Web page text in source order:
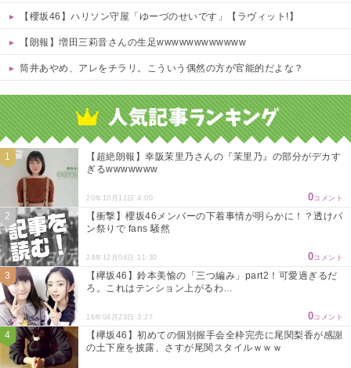
【櫻坂46】ハリソン守屋「ゆーづのせいです」【ラヴィット!】
【朗報】増田三莉音さんの生足wwwwwwwwwwww
筒井あやめ、アレをチラリ。こういう偶然の方が官能的だよな？
【超絶朗報】幸阪茉里乃さんの『茉里乃』の部分がデカす
ぎるwwwwwww
20年10月11日 4:00 0コメント
【衝撃】櫻坂46メンバーの下着事情が明らかに！？透けパ
ン祭りで fans 騒然
24年12月04日 11:30 0コメント
【欅坂46】鈴本美愉の「三つ編み」part2！可愛過ぎるだ
ろ。これはテンション上がるわ…
16年04月23日 3:27 0コメント
【欅坂46】初めての個別握手会全枠完売に尾関梨香が感謝
の土下座を披露、さすが尾関スタイルｗｗｗ